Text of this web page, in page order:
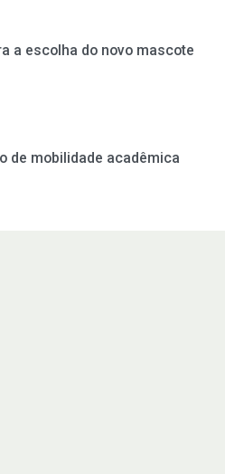
a escolha do novo mascote
de mobilidade acadêmica